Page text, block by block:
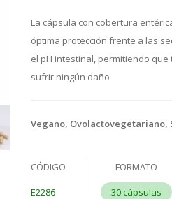
La cápsula con cobertura
óptima protección frente a las
el pH intestinal, permitiendo
sufrir ningún daño
Vegano, Ovolactovegetariano,
CÓDIGO
E2286
FORMATO
30 cápsulas